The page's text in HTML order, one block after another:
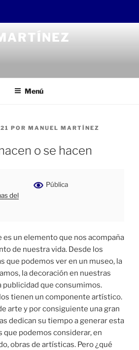
Menú
POR MANUEL MARTÍNEZ
o se hacen
del
Pública
un elemento que nos acompaña
de nuestra vida. Desde los
que podemos ver en un museo, la
la decoración en nuestras
publicidad que consumimos.
tienen un componente artístico.
arte y por consiguiente una gran
dedican su tiempo a generar esta
que podemos considerar, en
obras de artísticas. Pero ¿qué